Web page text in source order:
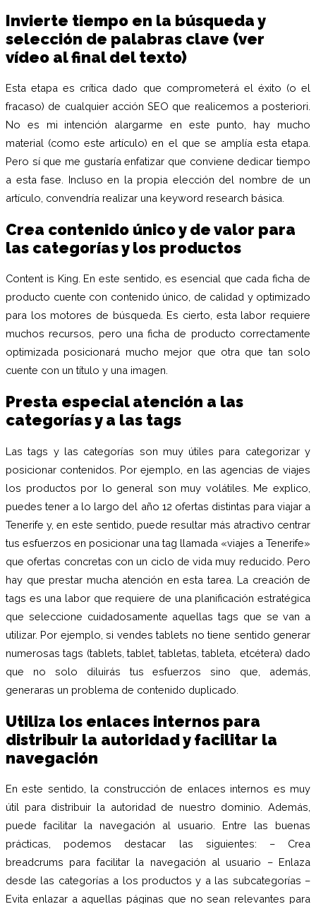
Invierte tiempo en la búsqueda y
selección de palabras clave (ver
vídeo al final del texto)
Esta etapa es crítica dado que comprometerá el éxito (o el
fracaso) de cualquier acción SEO que realicemos a posteriori.
No es mi intención alargarme en este punto, hay mucho
material (como este artículo) en el que se amplía esta etapa.
Pero sí que me gustaría enfatizar que conviene dedicar tiempo
a esta fase. Incluso en la propia elección del nombre de un
artículo, convendría realizar una keyword research básica.
Crea contenido único y de valor para
las categorías y los productos
Content is King. En este sentido, es esencial que cada ficha de
producto cuente con contenido único, de calidad y optimizado
para los motores de búsqueda. Es cierto, esta labor requiere
muchos recursos, pero una ficha de producto correctamente
optimizada posicionará mucho mejor que otra que tan solo
cuente con un título y una imagen.
Presta especial atención a las
categorías y a las tags
Las tags y las categorías son muy útiles para categorizar y
posicionar contenidos. Por ejemplo, en las agencias de viajes
los productos por lo general son muy volátiles. Me explico,
puedes tener a lo largo del año 12 ofertas distintas para viajar a
Tenerife y, en este sentido, puede resultar más atractivo centrar
tus esfuerzos en posicionar una tag llamada «viajes a Tenerife»
que ofertas concretas con un ciclo de vida muy reducido. Pero
hay que prestar mucha atención en esta tarea. La creación de
tags es una labor que requiere de una planificación estratégica
que seleccione cuidadosamente aquellas tags que se van a
utilizar. Por ejemplo, si vendes tablets no tiene sentido generar
numerosas tags (tablets, tablet, tabletas, tableta, etcétera) dado
que no solo diluirás tus esfuerzos sino que, además,
generaras un problema de contenido duplicado.
Utiliza los enlaces internos para
distribuir la autoridad y facilitar la
navegación
En este sentido, la construcción de enlaces internos es muy
útil para distribuir la autoridad de nuestro dominio. Además,
puede facilitar la navegación al usuario. Entre las buenas
prácticas, podemos destacar las siguientes: – Crea
breadcrums para facilitar la navegación al usuario – Enlaza
desde las categorías a los productos y a las subcategorías –
Evita enlazar a aquellas páginas que no sean relevantes para